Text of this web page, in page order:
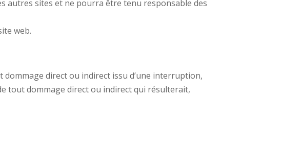
autres sites et ne pourra être tenu responsable des
web.
direct ou indirect issu d’une interruption,
tout dommage direct ou indirect qui résulterait,